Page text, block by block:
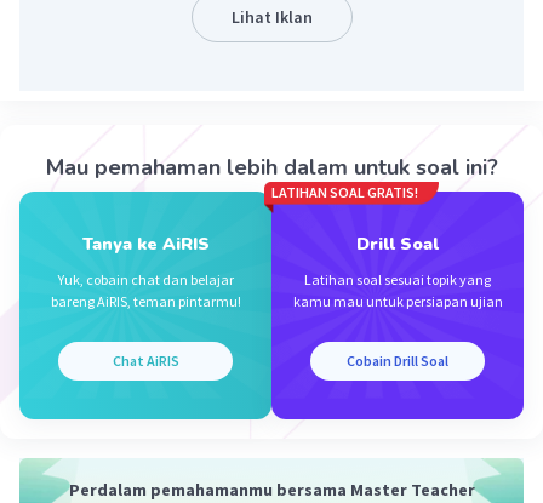
Beri Rating· 0 ) Balas
Iklan
Lihat Iklan
Mau pemahaman lebih dalam untuk soal ini?
Tanya ke AiRIS
Yuk, cobain chat dan belajar
bareng AiRIS, teman pintarmu!
Chat AiRIS
LATIHAN SOAL GRATIS!
Drill Soal
Latihan soal sesuai topik yang
kamu mau untuk persiapan ujian
Cobain Drill Soal
Perdalam pemahamanmu bersama Master Teacher